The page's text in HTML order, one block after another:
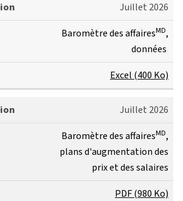
Juillet 2026
Baromètre des affairesMD,
données
Excel (400 Ko)
Juillet 2026
Baromètre des affairesMD,
plans d'augmentation des
prix et des salaires
PDF (980 Ko)